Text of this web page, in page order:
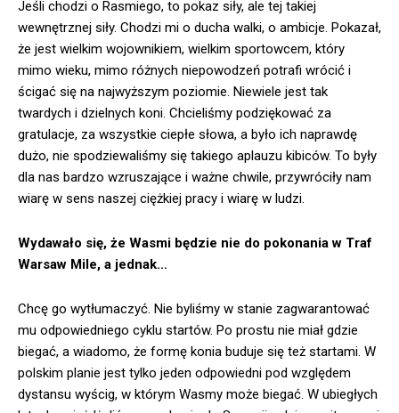
Jeśli chodzi o Rasmiego, to pokaz siły, ale tej takiej
wewnętrznej siły. Chodzi mi o ducha walki, o ambicje. Pokazał,
że jest wielkim wojownikiem, wielkim sportowcem, który
mimo wieku, mimo różnych niepowodzeń potrafi wrócić i
ścigać się na najwyższym poziomie. Niewiele jest tak
twardych i dzielnych koni. Chcieliśmy podziękować za
gratulacje, za wszystkie ciepłe słowa, a było ich naprawdę
dużo, nie spodziewaliśmy się takiego aplauzu kibiców. To były
dla nas bardzo wzruszające i ważne chwile, przywróciły nam
wiarę w sens naszej ciężkiej pracy i wiarę w ludzi.
Wydawało się, że Wasmi będzie nie do pokonania w Traf
Warsaw Mile, a jednak…
Chcę go wytłumaczyć. Nie byliśmy w stanie zagwarantować
mu odpowiedniego cyklu startów. Po prostu nie miał gdzie
biegać, a wiadomo, że formę konia buduje się też startami. W
polskim planie jest tylko jeden odpowiedni pod względem
dystansu wyścig, w którym Wasmy może biegać. W ubiegłych